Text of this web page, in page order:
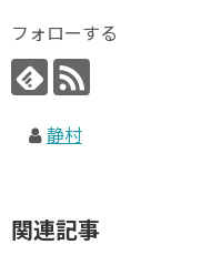
フォローする
静村
関連記事